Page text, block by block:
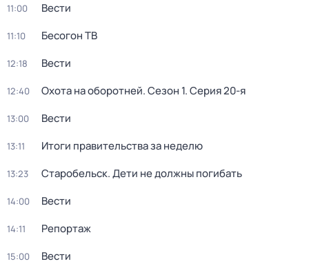
11:00 Вести
11:10 Бесогон ТВ
12:18 Вести
12:40 Охота на оборотней. Сезон 1. Серия 20-я
13:00 Вести
13:11 Итоги правительства за неделю
13:23 Старобельск. Дети не должны погибать
14:00 Вести
14:11 Репортаж
15:00 Вести